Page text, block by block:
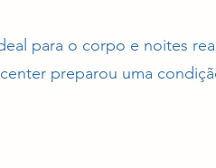
para o corpo e noites
preparou uma